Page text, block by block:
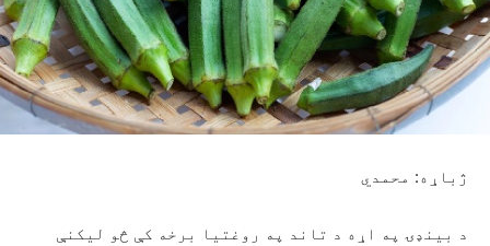
ژباړه: محمدي
د بینډۍ په اړه د تاند په روغتیا برخه کې څو لیکنې